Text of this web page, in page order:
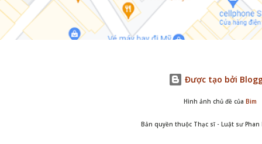
Được tạo bởi
Hình ảnh chủ đề của Bim
Bản quyền thuộc Thạc sĩ - Luật sư Phan